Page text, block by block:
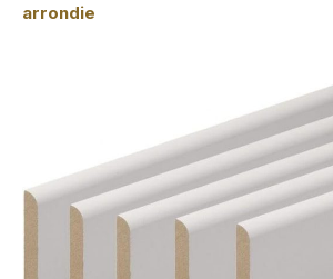
arrondie